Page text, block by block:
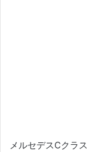
メルセデスCクラス